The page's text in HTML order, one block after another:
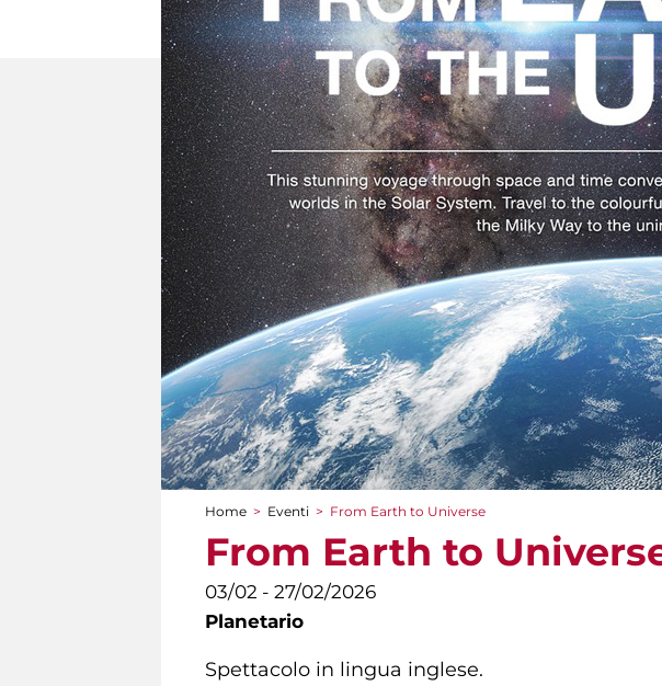
Tu sei qui
Home > Eventi > From Earth to Universe
From Earth to
03/02 - 27/02/2026
Planetario
Spettacolo in lingua inglese.